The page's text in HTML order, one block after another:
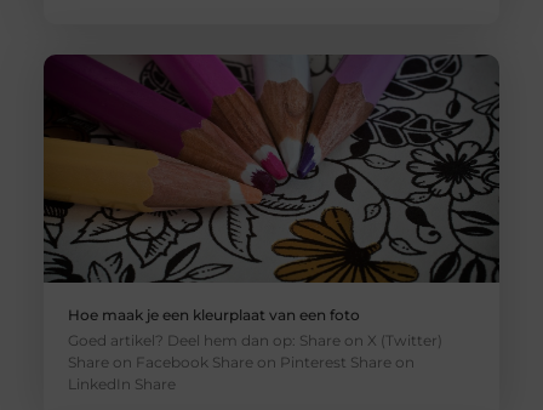
Hoe maak je een kleurplaat van een foto
Goed artikel? Deel hem dan op: Share on X (Twitter)
Share on Facebook Share on Pinterest Share on
LinkedIn Share